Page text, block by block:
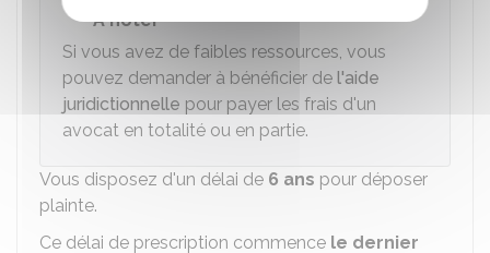
À noter
Si vous avez de faibles ressources, vous
pouvez demander à bénéficier de l'aide
juridictionnelle pour payer les frais d'un
avocat en totalité ou en partie.
Vous disposez d'un délai de 6 ans pour déposer
plainte.
Ce délai de prescription commence le dernier